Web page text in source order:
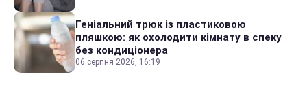
Геніальний трюк із пластиковою
пляшкою: як охолодити кімнату в спеку
без кондиціонера
06 серпня 2026, 16:19